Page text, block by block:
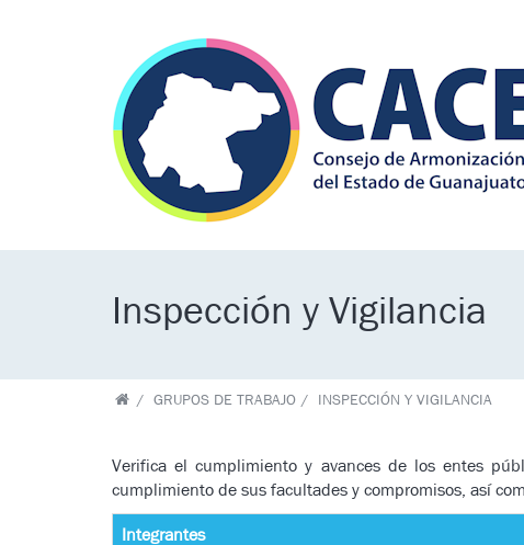
Inspección y Vigilancia
GRUPOS DE TRABAJO INSPECCIÓN Y VIGILANCIA
Verifica el cumplimiento y avances de los entes
cumplimiento de sus facultades y compromisos, así
Integrantes